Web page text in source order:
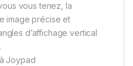
vous tenez, la
image précise et
d’affichage vertical
Joypad